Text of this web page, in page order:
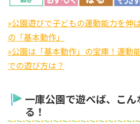
»公園遊びで子どもの運動能力を伸
の「基本動作」
»公園は「基本動作」の宝庫！運動
での遊び方は？
一庫公園で遊べば、こ
る！